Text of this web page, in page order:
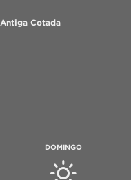
Cotada
DOMINGO